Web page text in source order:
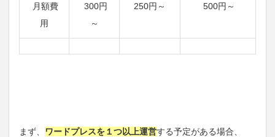
月額費
用
300円
～
250円～ 500円～
まず、 ワードプレスを１つ以上運営する予定がある場合、